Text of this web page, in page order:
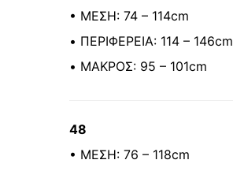
• ΜΕΣΗ: 74 – 114cm
• ΠΕΡΙΦΕΡΕΙΑ: 114 – 146cm
• ΜΑΚΡΟΣ: 95 – 101cm
48
• ΜΕΣΗ: 76 – 118cm